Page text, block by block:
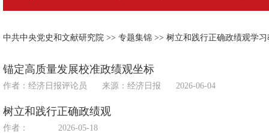
中共中央党史和文献研究院 >> 专题集锦 >> 树立和践行正确政绩观学习
锚定高质量发展校准政绩观坐标
作者：经济日报评论员 来源： 经济日报 2026-06-04
树立和践行正确政绩观
作者： 2026-05-18